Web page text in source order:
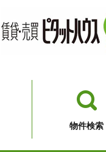
物件検索